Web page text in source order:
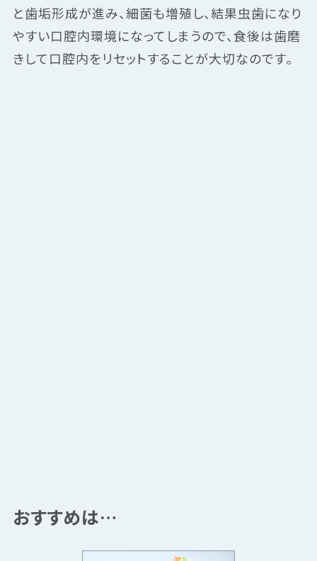
と歯垢形成が進み、細菌も増殖し、結果虫歯になり
やすい口腔内環境になってしまうので、食後は歯磨
きして口腔内をリセットすることが大切なのです。
おすすめは…